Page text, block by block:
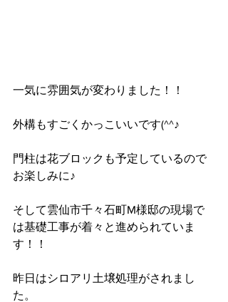
一気に雰囲気が変わりました！！
外構もすごくかっこいいです(^^♪
門柱は花ブロックも予定しているので
お楽しみに♪
そして雲仙市千々石町M様邸の現場で
は基礎工事が着々と進められていま
す！！
昨日はシロアリ土壌処理がされまし
た。